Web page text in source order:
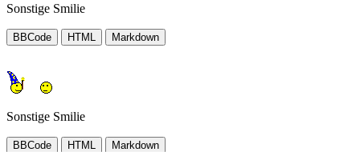
Sonstige Smilie
BBCode HTML Markdown
Sonstige Smilie
BBCode HTML Markdown